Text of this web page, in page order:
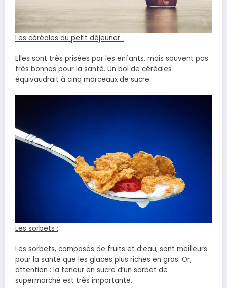
Les céréales du petit déjeuner :
Elles sont très prisées par les enfants, mais souvent pas
très bonnes pour la santé. Un bol de céréales
équivaudrait à cinq morceaux de sucre.
Les sorbets :
Les sorbets, composés de fruits et d’eau, sont meilleurs
pour la santé que les glaces plus riches en gras. Or,
attention : la teneur en sucre d’un sorbet de
supermarché est très importante.